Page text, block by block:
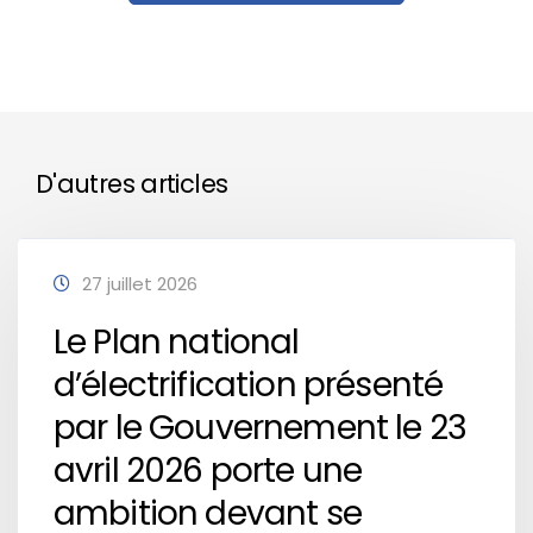
D'autres articles
27 juillet 2026
Le Plan national
d’électrification présenté
par le Gouvernement le 23
avril 2026 porte une
ambition devant se